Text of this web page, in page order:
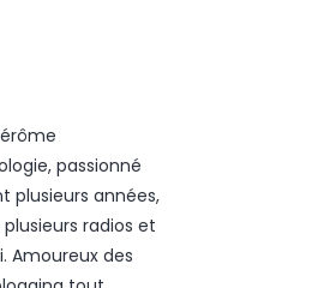
passionné
plusieurs années,
radios et
Amoureux des